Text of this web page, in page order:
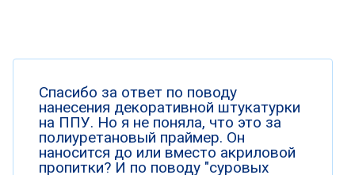
Спасибо за ответ по поводу
нанесения декоративной штукатурки
на ППУ. Но я не поняла, что это за
полиуретановый праймер. Он
наносится до или вместо акриловой
пропитки? И по поводу "суровых